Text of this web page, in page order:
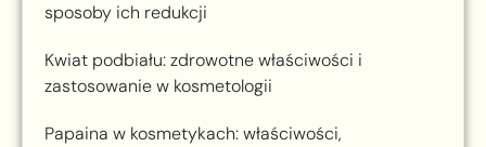
sposoby ich redukcji
Kwiat podbiału: zdrowotne właściwości i
zastosowanie w kosmetologii
Papaina w kosmetykach: właściwości,